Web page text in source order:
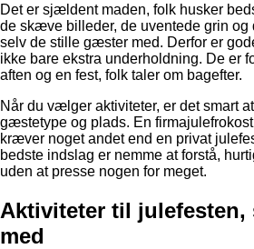
Det er sjældent maden, folk husker
de skæve billeder, de uventede grin og
selv de stille gæster med. Derfor er
ikke bare ekstra underholdning. De er
aften og en fest, folk taler om bagefter.
Når du vælger aktiviteter, er det smart
gæstetype og plads. En
kræver noget andet end en privat
bedste indslag er nemme at forstå,
uden at presse nogen for meget.
Aktiviteter til julefesten,
med